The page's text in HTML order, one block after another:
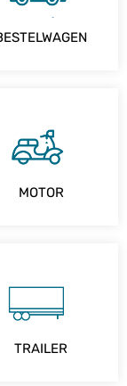
MOTOR
TRAILER